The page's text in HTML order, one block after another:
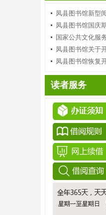
凤县图书馆新型
凤县图书馆国庆
国家公共文化服
凤县图书馆关于
凤县图书馆恢复
读者服务